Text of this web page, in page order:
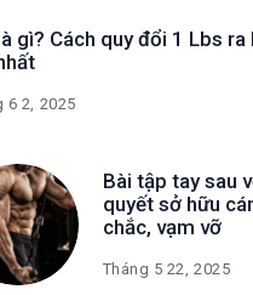
gì? Cách quy đổi 1 Lbs ra
6 2, 2025
Bài tập tay sau
quyết sở hữu
chắc, vạm vỡ
Tháng 5 22, 2025